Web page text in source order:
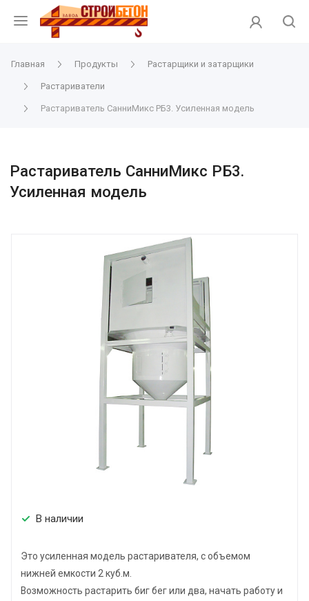
Главная Продукты Растарщики и затарщики
Растариватели
Растариватель СанниМикс РБ3. Усиленная модель
Растариватель СанниМикс РБ3.
Усиленная модель
В наличии
Это усиленная модель растаривателя, с объемом
нижней емкости 2 куб.м.
Возможность растарить биг бег или два, начать работу и